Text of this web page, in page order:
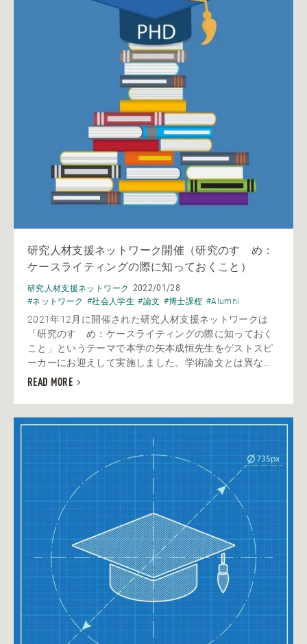
研究人材支援ネットワーク開催（研究のすゝめ：
ケースライティングの際に知っておくこと）
研究人材支援ネットワーク 2022/01/28
#ネットワーク #社会人学生 #論文 #博士課程 #Alumni
2021年12月に開催された研究人材支援ネットワークは
「研究のすゝめ：ケースライティングの際に知っておく
こと」というテーマで本学の矢本成恒先生をゲストスピ
ーカーにお迎えして実施しました。学術論文とは異な...
READ MORE